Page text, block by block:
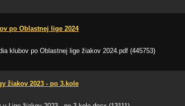
po Oblastnej lige 2024
klubov po Oblastnej lige žiakov 2024.pdf (445753)
žiakov 2023 - po 3.kole